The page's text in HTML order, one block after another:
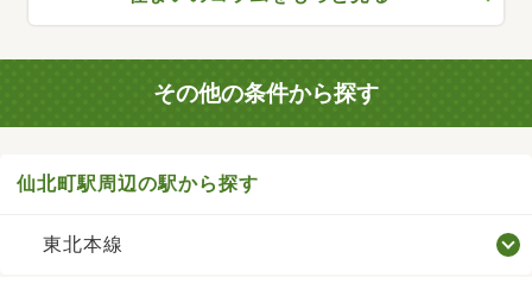
その他の条件から探す
仙北町駅周辺の駅から探す
東北本線